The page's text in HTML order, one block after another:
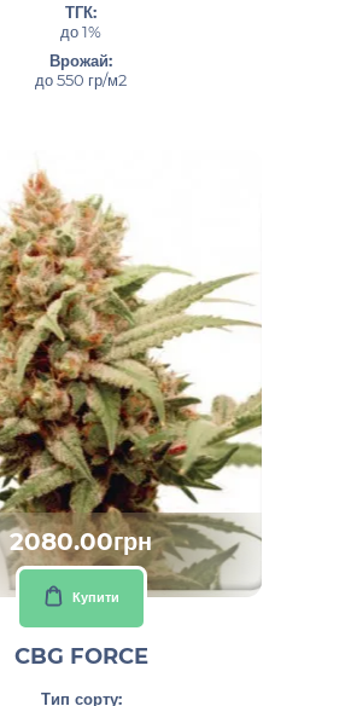
ТГК:
до 1%
Врожай:
до 550 гр/м2
2080.00грн
Купити
CBG FORCE
Тип сорту: